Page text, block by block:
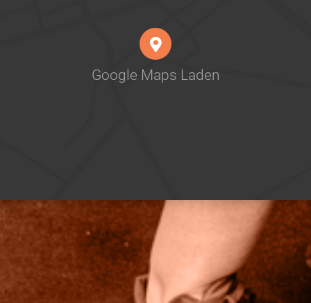
Google Maps Laden